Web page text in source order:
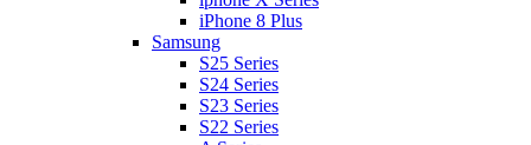
iPhone 8 Plus
Samsung
S25 Series
S24 Series
S23 Series
S22 Series